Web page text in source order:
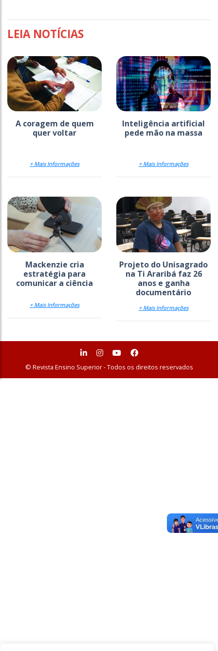
LEIA NOTÍCIAS
A coragem de quem
quer voltar
+ Mais Informações
Inteligência artificial
pede mão na massa
+ Mais Informações
Mackenzie cria
estratégia para
comunicar a ciência
+ Mais Informações
Projeto do Unisagrado
na Ti Araribá faz 26
anos e ganha
documentário
+ Mais Informações
© Revista Ensino Superior - Todos os direitos reservados